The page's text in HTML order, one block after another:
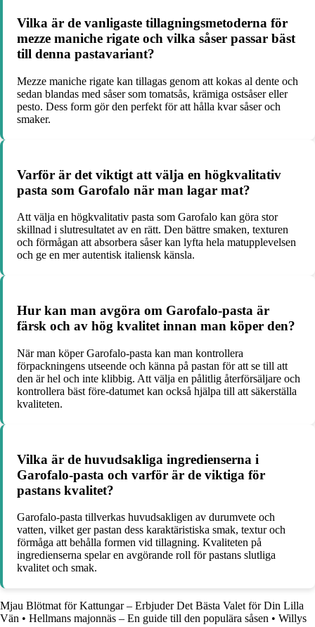
Vilka är de vanligaste tillagningsmetoderna för
mezze maniche rigate och vilka såser passar bäst
till denna pastavariant?
Mezze maniche rigate kan tillagas genom att kokas al dente och
sedan blandas med såser som tomatsås, krämiga ostsåser eller
pesto. Dess form gör den perfekt för att hålla kvar såser och
smaker.
Varför är det viktigt att välja en högkvalitativ
pasta som Garofalo när man lagar mat?
Att välja en högkvalitativ pasta som Garofalo kan göra stor
skillnad i slutresultatet av en rätt. Den bättre smaken, texturen
och förmågan att absorbera såser kan lyfta hela matupplevelsen
och ge en mer autentisk italiensk känsla.
Hur kan man avgöra om Garofalo-pasta är
färsk och av hög kvalitet innan man köper den?
När man köper Garofalo-pasta kan man kontrollera
förpackningens utseende och känna på pastan för att se till att
den är hel och inte klibbig. Att välja en pålitlig återförsäljare och
kontrollera bäst före-datumet kan också hjälpa till att säkerställa
kvaliteten.
Vilka är de huvudsakliga ingredienserna i
Garofalo-pasta och varför är de viktiga för
pastans kvalitet?
Garofalo-pasta tillverkas huvudsakligen av durumvete och
vatten, vilket ger pastan dess karaktäristiska smak, textur och
förmåga att behålla formen vid tillagning. Kvaliteten på
ingredienserna spelar en avgörande roll för pastans slutliga
kvalitet och smak.
Mjau Blötmat för Kattungar – Erbjuder Det Bästa Valet för Din Lilla
Vän • Hellmans majonnäs – En guide till den populära såsen • Willys